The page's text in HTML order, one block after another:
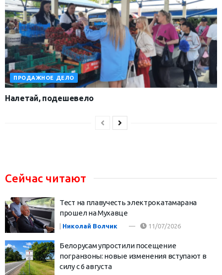
ПРОДАЖНОЕ ДЕЛО
Налетай, подешевело
Сейчас читают
Тест на плавучесть электрокатамарана
прошел на Мухавце
Николай Волчик 11/07/2026
Белорусам упростили посещение
погранзоны: новые изменения вступают в
силу с 6 августа